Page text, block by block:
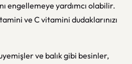
engellemeye yardımcı olabilir.
ve C vitamini dudaklarınızı
ve balık gibi besinler,